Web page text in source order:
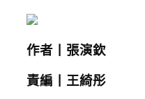
作者丨張演欽
責編丨王綺彤